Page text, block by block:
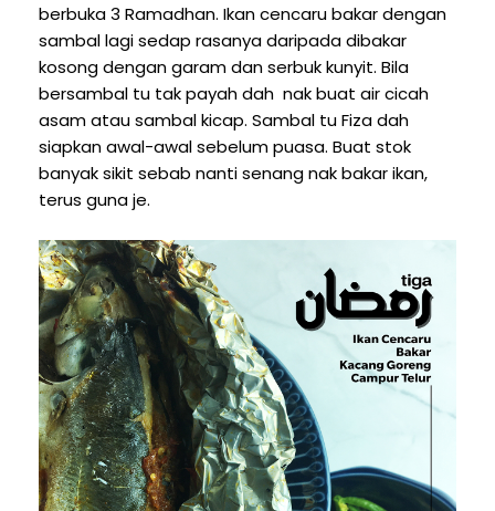
berbuka 3 Ramadhan. Ikan cencaru bakar dengan
sambal lagi sedap rasanya daripada dibakar
kosong dengan garam dan serbuk kunyit. Bila
bersambal tu tak payah dah nak buat air cicah
asam atau sambal kicap. Sambal tu Fiza dah
siapkan awal-awal sebelum puasa. Buat stok
banyak sikit sebab nanti senang nak bakar ikan,
terus guna je.